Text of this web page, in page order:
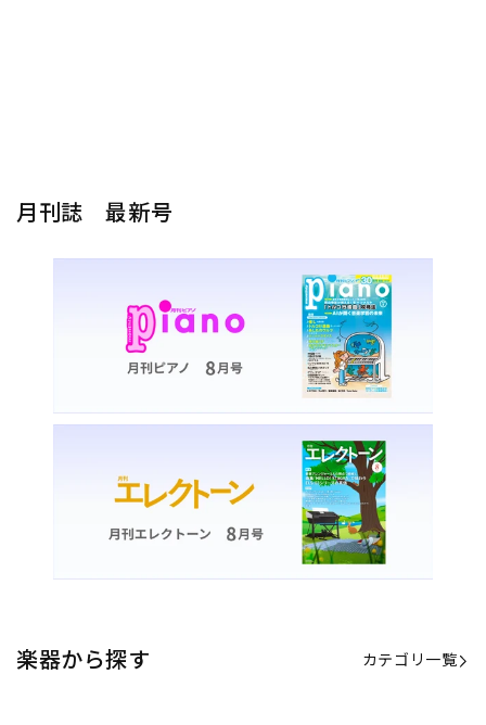
月刊誌 最新号
楽器から探す カテゴリ一覧